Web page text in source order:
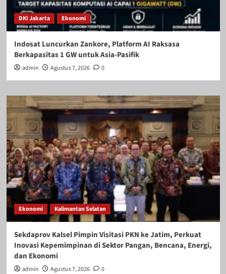
DKI Jakarta Ekonomi
Indosat Luncurkan Zankore, Platform AI Raksasa
Berkapasitas 1 GW untuk Asia-Pasifik
admin Agustus 7, 2026 0
Ekonomi Kalimantan Selatan
Sekdaprov Kalsel Pimpin Visitasi PKN ke Jatim, Perkuat
Inovasi Kepemimpinan di Sektor Pangan, Bencana, Energi,
dan Ekonomi
admin Agustus 7, 2026 0